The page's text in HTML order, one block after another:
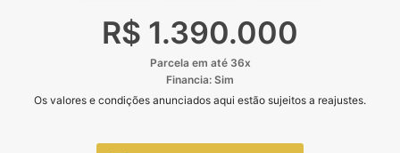
R$ 1.390.000
Parcela em até 36x
Financia: Sim
Os valores e condições anunciados aqui estão sujeitos a reajustes.